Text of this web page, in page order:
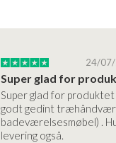
24/
Super glad for
Super glad for produktet
godt gedint
badeværelsesmøbel) .
levering også.